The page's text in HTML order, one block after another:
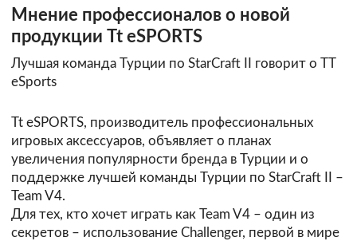
Мнение профессионалов о новой
продукции Tt eSPORTS
Лучшая команда Турции по StarCraft II говорит о TT
eSports
Tt eSPORTS, производитель профессиональных
игровых аксессуаров, объявляет о планах
увеличения популярности бренда в Турции и о
поддержке лучшей команды Турции по StarCraft II –
Team V4.
Для тех, кто хочет играть как Team V4 – один из
секретов – использование Challenger, первой в мире